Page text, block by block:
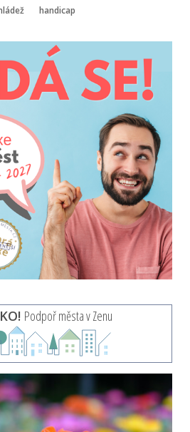
handicap
Podpoř města v Zenu